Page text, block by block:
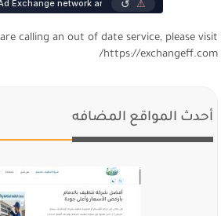
are calling an out of date service, please visit
https://exchangeff.com/
أحدث المواقع المضافه